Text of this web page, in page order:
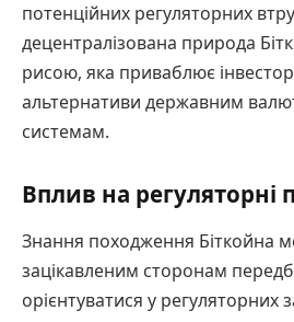
потенційних регуляторних
децентралізована природа
рисою, яка приваблює
альтернативи державним
системам.
Вплив на регуляторні
Знання походження Біткойна
зацікавленим сторонам
орієнтуватися у регуляторних